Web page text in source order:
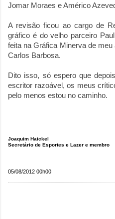
Jomar Moraes e Américo
A revisão ficou ao cargo de
gráfico é do velho parceiro
feita na Gráfica Minerva de
Carlos Barbosa.
Dito isso, só espero que
escritor razoável, os meus
pelo menos estou no caminho.
Joaquim Haickel
Secretário de Esportes e Lazer e membro
05/08/2012 00h00